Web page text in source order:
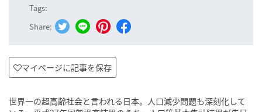
Tags:
Share:
マイページに記事を保存
世界一の超高齢社会と言われる日本。人口減少問題も深刻化して